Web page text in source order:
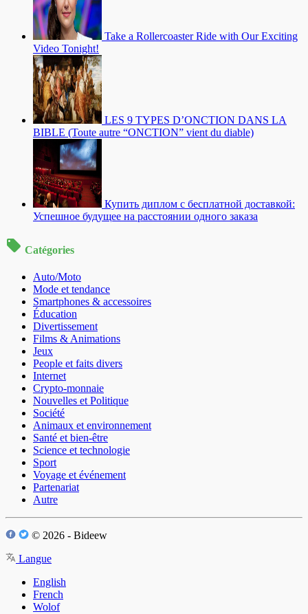
Take a Rollercoaster Ride with Our Exciting
Video Tonight!
LES 9 TYPES D’ONCTION DANS LA
BIBLE (Toute autre “ONCTION” vient du diable)
Купить диплом с бесплатной доставкой:
Успешное будущее на расстоянии одного заказа
Catégories
Auto/Moto
Mode et tendance
Smartphones & accessoires
Éducation
Divertissement
Films & Animations
Jeux
People et faits divers
Internet
Crypto-monnaie
Nouvelles et Politique
Société
Animaux et environnement
Santé et bien-être
Science et technologie
Sport
Voyage et événement
Partenariat
Autre
© 2026 - Bideew
Langue
English
French
Wolof